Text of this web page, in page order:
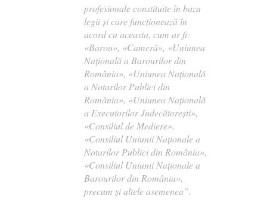
profesionale constituite în baza
legii şi care funcționează în
acord cu aceasta, cum ar fi:
«Barou», «Cameră», «Uniunea
Națională a Barourilor din
România», «Uniunea Națională
a Notarilor Publici din
România», «Uniunea Națională
a Executorilor Judecătorești»,
«Consiliul de Mediere»,
«Consiliul Uniunii Naționale a
Notarilor Publici din România»,
«Consiliul Uniunii Naționale a
Barourilor din România»,
precum și altele asemenea”.